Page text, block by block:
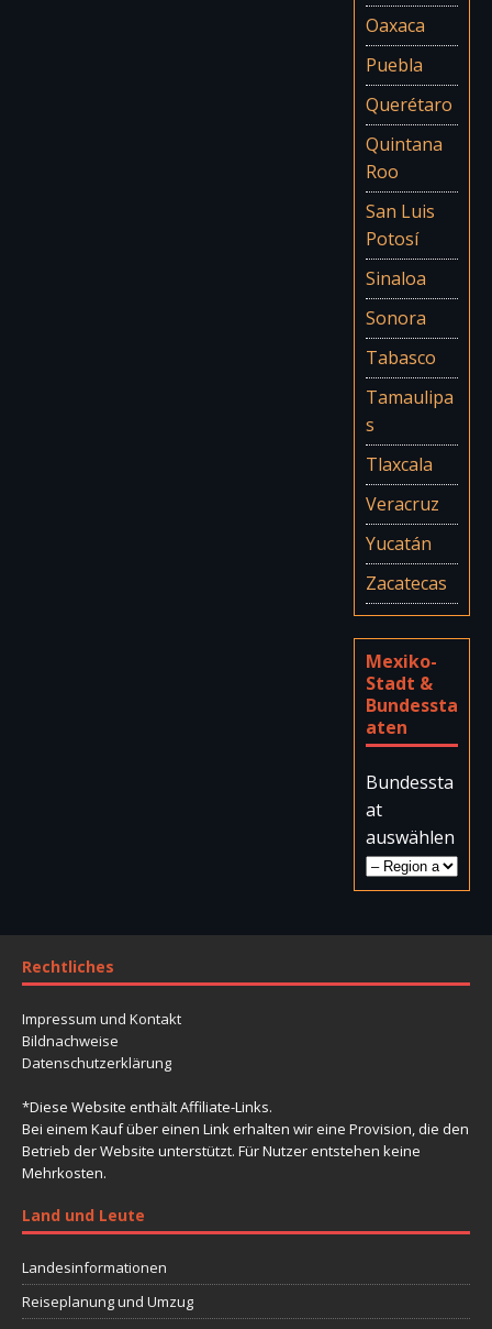
Oaxaca
Puebla
Querétaro
Quintana
Roo
San Luis
Potosí
Sinaloa
Sonora
Tabasco
Tamaulipa
s
Tlaxcala
Veracruz
Yucatán
Zacatecas
Mexiko-
Stadt &
Bundessta
aten
Bundessta
at
auswählen
Rechtliches
Impressum und Kontakt
Bildnachweise
Datenschutzerklärung
*Diese Website enthält Affiliate-Links.
Bei einem Kauf über einen Link erhalten wir eine Provision, die den
Betrieb der Website unterstützt. Für Nutzer entstehen keine
Mehrkosten.
Land und Leute
Landesinformationen
Reiseplanung und Umzug